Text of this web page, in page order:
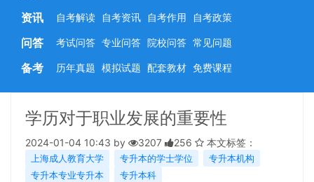
资讯 自考解读 自考资讯 自考作用 自考政策
问答 考试问答 专业问答 院校问答 常见问题
备考 历年真题 模拟试题 配套教材 免费课程
学历对于职业发展的重要性
2024-01-04 10:43 by 3207 256 本文标签：
上海成人教育大学 专升本的学士学位
专升本机构
专升本专业专升本
专升本科